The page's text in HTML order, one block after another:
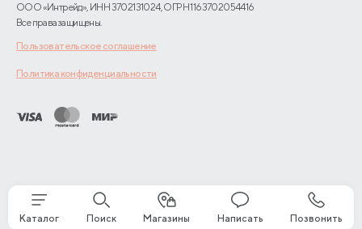
ООО «Интрейд», ИНН 3702131024, ОГРН 1163702054416
Все права защищены.
Пользовательское соглашение
Политика конфиденциальности
Каталог Поиск Магазины Написать Позвонить